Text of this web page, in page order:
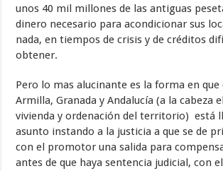
unos 40 mil millones de las antiguas
dinero necesario para acondicionar sus
nada, en tiempos de crisis y de créditos
obtener.
Pero lo mas alucinante es la forma en que
Armilla, Granada y Andalucía (a la cabeza
vivienda y ordenación del territorio) está
asunto instando a la justicia a que se de
con el promotor una salida para
antes de que haya sentencia judicial, con